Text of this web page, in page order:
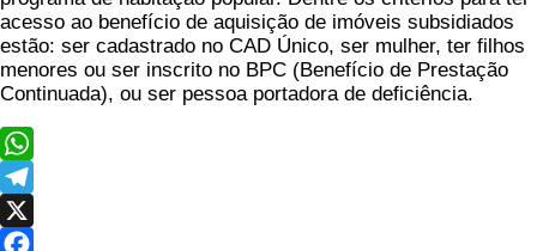
acesso ao benefício de aquisição de imóveis subsidiados
estão: ser cadastrado no CAD Único, ser mulher, ter filhos
menores ou ser inscrito no BPC (Benefício de Prestação
Continuada), ou ser pessoa portadora de deficiência.
WhatsApp
Telegram
X